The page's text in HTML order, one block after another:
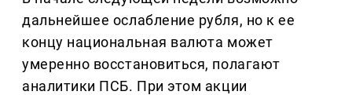
дальнейшее ослабление рубля, но к ее
концу национальная валюта может
умеренно восстановиться, полагают
аналитики ПСБ. При этом акции